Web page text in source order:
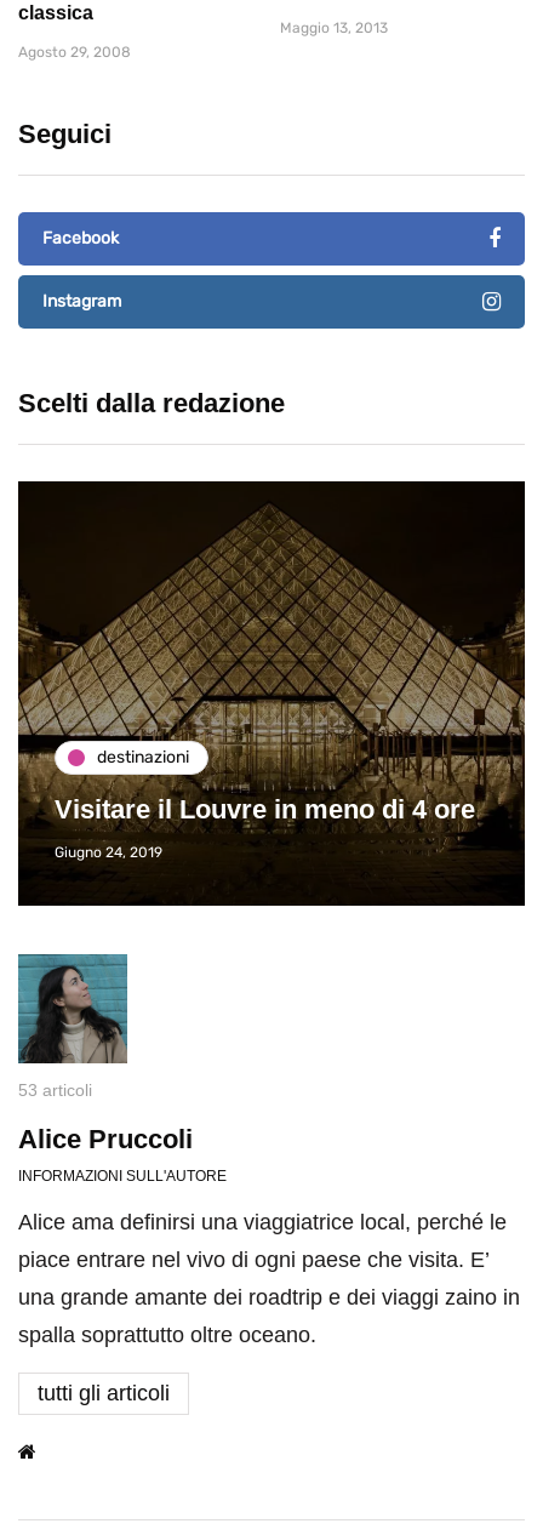
classica
Agosto 29, 2008
Maggio 13, 2013
Seguici
Facebook
Instagram
Scelti dalla redazione
destinazioni
Visitare il Louvre in meno di 4 ore
Giugno 24, 2019
53 articoli
Alice Pruccoli
INFORMAZIONI SULL'AUTORE
Alice ama definirsi una viaggiatrice local, perché le
piace entrare nel vivo di ogni paese che visita. E’
una grande amante dei roadtrip e dei viaggi zaino in
spalla soprattutto oltre oceano.
tutti gli articoli